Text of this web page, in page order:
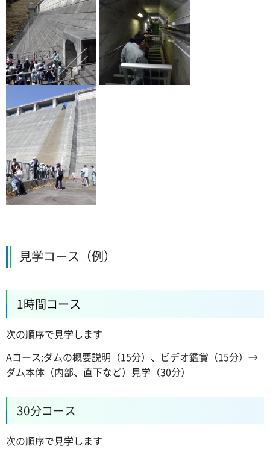
見学コース（例）
1時間コース
次の順序で見学します
Aコース:ダムの概要説明（15分）、ビデオ鑑賞（15分）→
ダム本体（内部、直下など）見学（30分）
30分コース
次の順序で見学します